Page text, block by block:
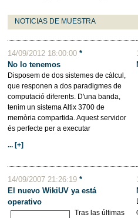
NOTICIAS DE MUESTRA
14/09/2012 18:00:00 *
No lo tenemos
Disposem de dos sistemes de càlcul,
que responen a dos paradigmes de
computació diferents. D'una banda,
tenim un sistema Altix 3700 de
memòria compartida. Aquest servidor
és perfecte per a executar
... [+]
14/09/2007 21:26:19 *
El nuevo WikiUV ya está
operativo
Tras las últimas